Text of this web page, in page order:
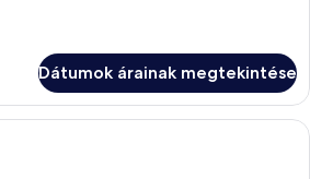
Dátumok árainak megtekintése
Egy szállodai szoba két ággyal, egy